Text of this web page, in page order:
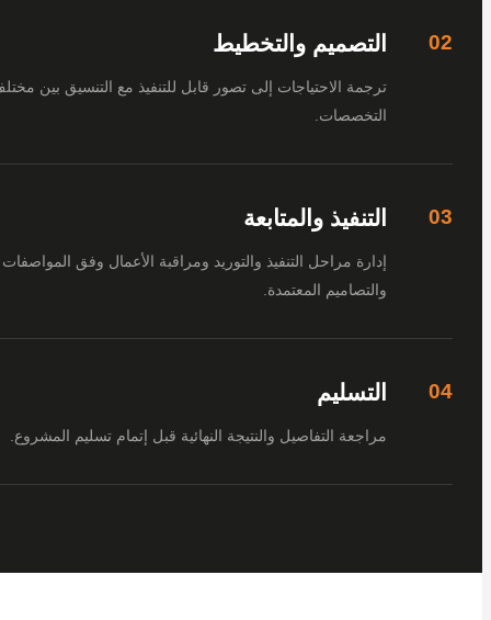
التصميم والتخطيط
ترجمة الاحتياجات إلى تصور قابل للتنفيذ مع التنسيق بين مختلف
التخصصات.
التنفيذ والمتابعة
إدارة مراحل التنفيذ والتوريد ومراقبة الأعمال وفق المواصفات
والتصاميم المعتمدة.
التسليم
مراجعة التفاصيل والنتيجة النهائية قبل إتمام تسليم المشروع.